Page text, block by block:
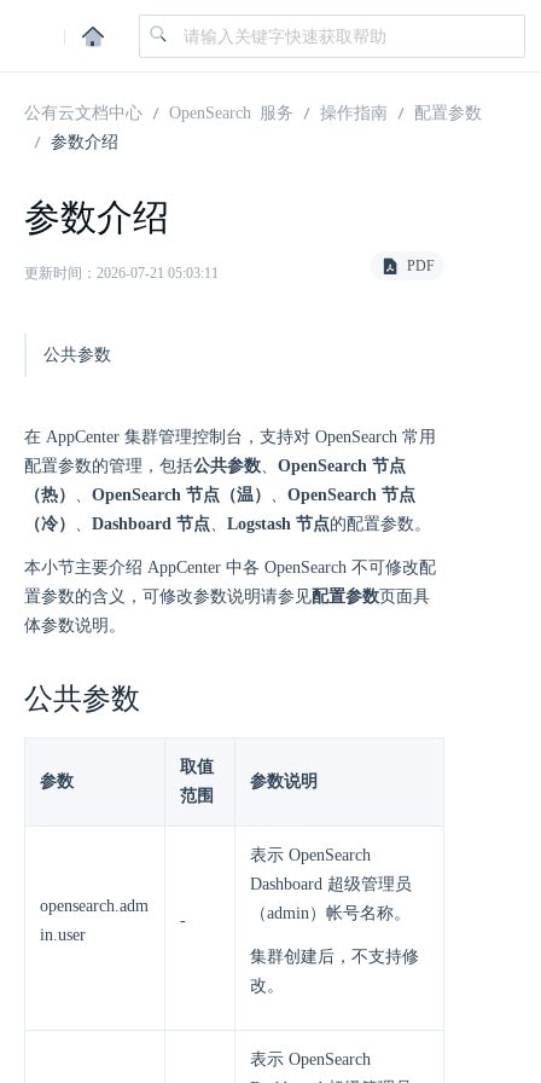
|
公有云文档中心 OpenSearch 服务 操作指南
配置参数
参数介绍
参数介绍
更新时间：2026-07-21 05:03:11 PDF
公共参数
在 AppCenter 集群管理控制台，支持对 OpenSearch 常用
配置参数的管理，包括公共参数、 OpenSearch 节点
（热） 、 OpenSearch 节点（温） 、 OpenSearch 节点
（冷） 、 Dashboard 节点、 Logstash 节点的配置参数。
本小节主要介绍 AppCenter 中各 OpenSearch 不可修改配
置参数的含义，可修改参数说明请参见配置参数页面具
体参数说明。
公共参数
参数
取值
范围
参数说明
opensearch.adm
in.user
-
表示 OpenSearch
Dashboard 超级管理员
（admin）帐号名称。
集群创建后，不支持修
改。
表示 OpenSearch